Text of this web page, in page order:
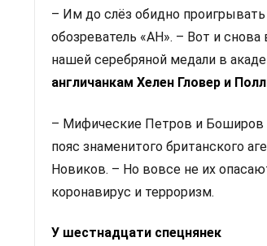
– Им до слёз обидно
обозреватель «АН». – Вот и
нашей серебряной медали в
англичанкам Хелен Гловер и
– Мифические Петров и Боширов
пояс знаменитого британского
Новиков. – Но вовсе не их
коронавирус и терроризм.
У шестнадцати спецнянек